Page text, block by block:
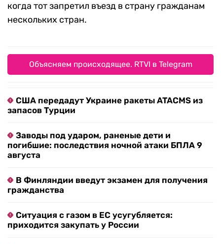
когда тот запретил въезд в страну гражданам
нескольких стран.
Объясняем происходящее. RTVI в Telegram
США передадут Украине ракеты ATACMS из
запасов Турции
Заводы под ударом, раненые дети и
погибшие: последствия ночной атаки БПЛА 9
августа
В Финляндии введут экзамен для получения
гражданства
Ситуация с газом в ЕС усугубляется:
приходится закупать у России